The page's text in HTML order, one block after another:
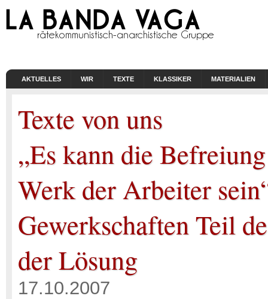
AKTUELLES WIR TEXTE KLASSIKER MATERIALIEN
Texte von uns
„Es kann die
Werk der Arbeiter
Gewerkschaften Teil
der Lösung
17.10.2007